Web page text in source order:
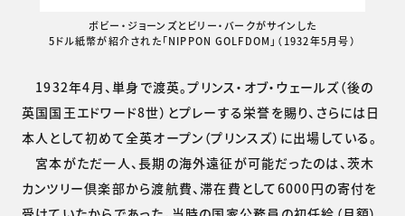
ボビー・ジョーンズとビリー・バークがサインした
5ドル紙幣が紹介された「NIPPON GOLFDOM」（1932年5月号）
1932年4月、単身で渡英。プリンス・オブ・ウェールズ（後の
英国国王エドワード8世）とプレーする栄誉を賜り、さらには日
本人として初めて全英オープン（プリンスズ）に出場している。
宮本がただ一人、長期の海外遠征が可能だったのは、茨木
カンツリー倶楽部から渡航費、滞在費として6000円の寄付を